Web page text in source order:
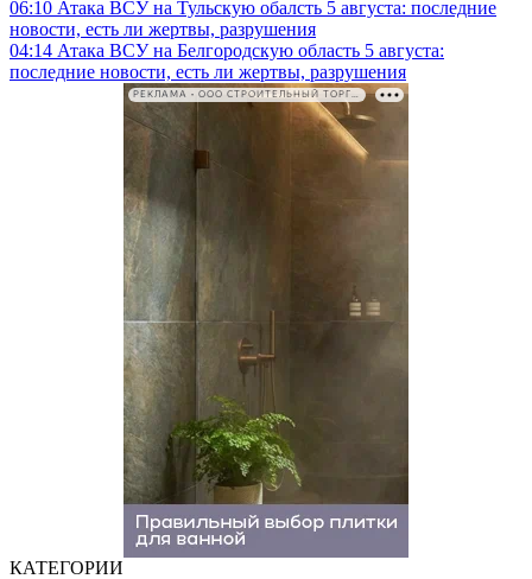
06:10 Атака ВСУ на Тульскую обалсть 5 августа: последние
новости, есть ли жертвы, разрушения
04:14 Атака ВСУ на Белгородскую область 5 августа:
последние новости, есть ли жертвы, разрушения
РЕКЛАМА • ООО СТРОИТЕЛЬНЫЙ ТОРГОВЫЙ ДОМ «ПЕТРОВИЧ». ИНН: 7802348846
КАТЕГОРИИ